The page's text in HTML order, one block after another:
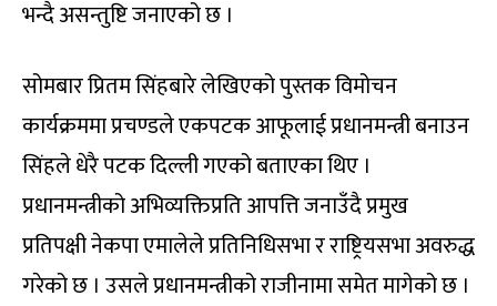
भन्दै असन्तुष्टि जनाएको छ ।
सोमबार प्रितम सिंहबारे लेखिएको पुस्तक विमोचन
कार्यक्रममा प्रचण्डले एकपटक आफूलाई प्रधानमन्त्री बनाउन
सिंहले धेरै पटक दिल्ली गएको बताएका थिए ।
प्रधानमन्त्रीको अभिव्यक्तिप्रति आपत्ति जनाउँदै प्रमुख
प्रतिपक्षी नेकपा एमालेले प्रतिनिधिसभा र राष्ट्रियसभा अवरुद्ध
गरेको छ । उसले प्रधानमन्त्रीको राजीनामा समेत मागेको छ ।